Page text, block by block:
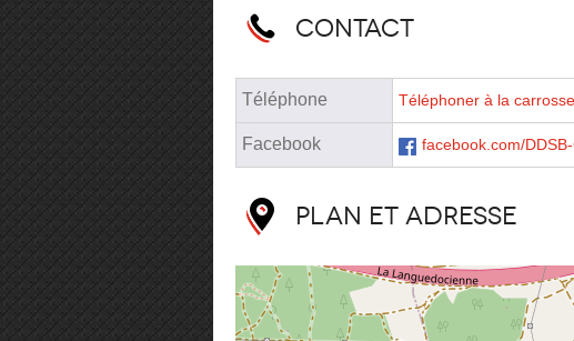
Contact
Téléphone Téléphoner à la
Facebook facebook.com/
Plan et adresse